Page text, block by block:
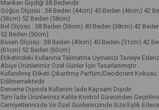
Manken Giydiği 38 Bedendir
Göğüs Ölçüsü : 38 Beden (44cm) 40 Beden (46cm) 42
(56cm) 52 Beden (58cm)
Bel Ölçüsü : 38 Beden (36cm) 40 Beden (38cm) 42
52 Beden (50cm)
Basen Ölçüsü : 38 Beden (49cm) 40 Beden (51cm) 42
(61cm) 52 Beden (63cm)
Etiketindeki Kullanma Talimatına Uymanızı Tavsiye Ederiz
Abiye Ürünlerimiz Özel Günler İçin Tasarlanmıştır
Kullanılmış Etiketi Çıkarılmış Parfüm/Deodorant
Edilmemektedir
Deneme Dışında Kullanım İade Kapsam Dışıdır
Tüm İade Ürünlerimiz Kalite Kontrol Sürecinden
Cemiyetlerinizde Ve Özel Günlerinizinde Size Eşlik